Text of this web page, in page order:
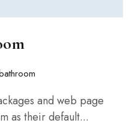
and web page
as their default...